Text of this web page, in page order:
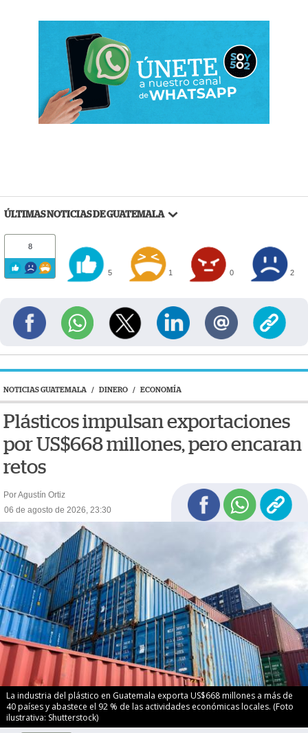
ÚLTIMAS NOTICIAS DE GUATEMALA
8
5 1 0 2
NOTICIAS GUATEMALA / DINERO / ECONOMÍA
Plásticos impulsan exportaciones
por US$668 millones, pero encaran
retos
Por Agustín Ortiz
06 de agosto de 2026, 23:30
La industria del plástico en Guatemala exporta US$668 millones a más de
40 países y abastece el 92 % de las actividades económicas locales. (Foto
ilustrativa: Shutterstock)